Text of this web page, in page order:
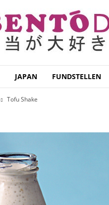
JAPAN FUNDSTELLEN
Tofu Shake